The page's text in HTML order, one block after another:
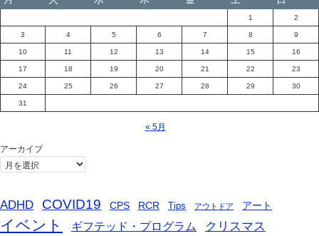
1 2
3 4 5 6 7 8 9
10 11 12 13 14 15 16
17 18 19 20 21 22 23
24 25 26 27 28 29 30
31
« 5月
アーカイブ
ADHD COVID19 CPS RCR Tips アウトドア アート
イベント ギフテッド・プログラム クリスマス